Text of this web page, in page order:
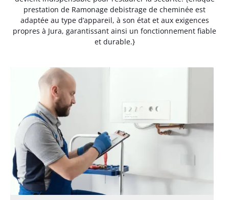
prestation de Ramonage debistrage de cheminée est
adaptée au type d’appareil, à son état et aux exigences
propres à Jura, garantissant ainsi un fonctionnement fiable
et durable.}